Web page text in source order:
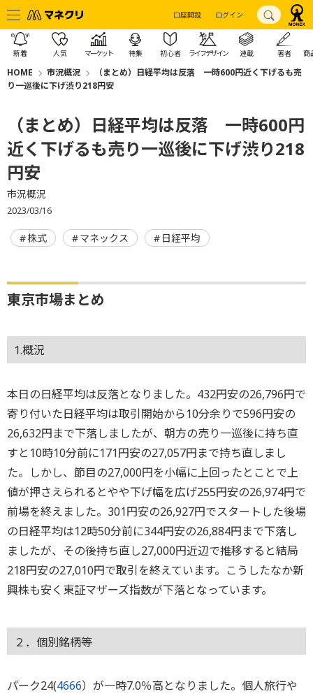
口座開設 ログイン
新着 人気 マーケット 特集 初心者 ライフデザイン 連載 著者 商
HOME 市況概況
（まとめ）日経平均は反落 一時600円近く下げるも売
り一巡後に下げ渋り218円安
（まとめ）日経平均は反落 一時600円
近く下げるも売り一巡後に下げ渋り218
円安
市況概況
2023/03/16
株式 マネックス 日経平均
東京市場まとめ
1.概況
本日の日経平均は反落となりました。432円安の26,796円で
寄り付いた日経平均は取引開始から10分余りで596円安の
26,632円まで下落しましたが、朝方の売り一巡後に持ち直
すと10時10分前に171円安の27,057円まで持ち直しまし
た。しかし、節目の27,000円を小幅に上回ったとことで上
値が押さえられるとやや下げ幅を広げ255円安の26,974円で
前場を終えました。301円安の26,927円でスタートした後場
の日経平均は12時50分前に344円安の26,884円まで下落し
ましたが、その後持ち直し27,000円近辺で推移すると結局
218円安の27,010円で取引を終えています。こうしたなか新
興株も安く東証マザーズ指数が下落となっています。
２．個別銘柄等
パーク24(4666）が一時7.0％高となりました。個人旅行や